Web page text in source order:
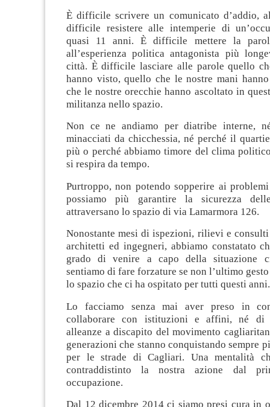
È difficile scrivere un comunicato d’addio,
difficile resistere alle intemperie di
quasi 11 anni. È difficile mettere la
all’esperienza politica antagonista più
città. È difficile lasciare alle parole quello
hanno visto, quello che le nostre mani
che le nostre orecchie hanno ascoltato in
militanza nello spazio.
Non ce ne andiamo per diatribe interne,
minacciati da chicchessia, né perché il
più o perché abbiamo timore del clima
si respira da tempo.
Purtroppo, non potendo sopperire ai
possiamo più garantire la sicurezza
attraversano lo spazio di via Lamarmora 126.
Nonostante mesi di ispezioni, rilievi e
architetti ed ingegneri, abbiamo constatato
grado di venire a capo della situazione
sentiamo di fare forzature se non l’ultimo
lo spazio che ci ha ospitato per tutti questi anni.
Lo facciamo senza mai aver preso in
collaborare con istituzioni e affini, né di
alleanze a discapito del movimento
generazioni che stanno conquistando sempre
per le strade di Cagliari. Una mentalità
contraddistinto la nostra azione dal
occupazione.
Dal 12 dicembre 2014 ci siamo presi cura in